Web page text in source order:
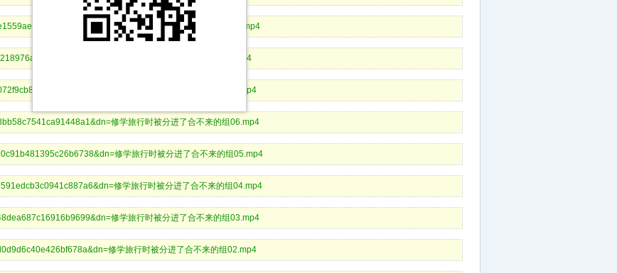
修学旅行时被分进了合不来的组09.mp4
修学旅行时被分进了合不来的组08.mp4
修学旅行时被分进了合不来的组07.mp4
修学旅行时被分进了合不来的组06.mp4
修学旅行时被分进了合不来的组05.mp4
修学旅行时被分进了合不来的组04.mp4
修学旅行时被分进了合不来的组03.mp4
修学旅行时被分进了合不来的组02.mp4